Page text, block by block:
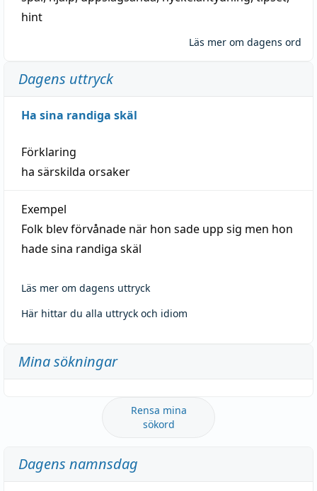
hint
Läs mer om dagens ord
Dagens uttryck
Ha sina randiga skäl
Förklaring
ha särskilda orsaker
Exempel
Folk blev förvånade när hon sade upp sig men hon
hade sina randiga skäl
Läs mer om dagens uttryck
Här hittar du alla uttryck och idiom
Mina sökningar
Rensa mina
sökord
Dagens namnsdag